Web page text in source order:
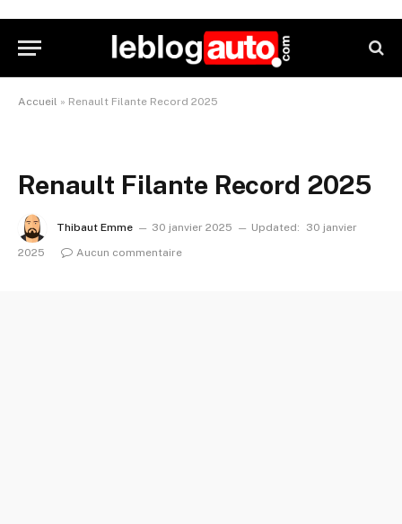
Accueil » Renault Filante Record 2025
Renault Filante Record 2025
Thibaut Emme 30 janvier 2025 Updated:
30 janvier
2025
Aucun commentaire